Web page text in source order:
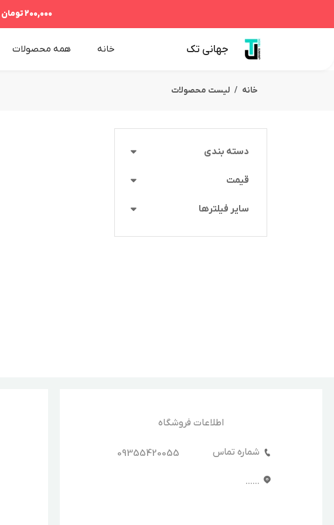
200,000 تومان
جهانی تک خانه همه محصولات
خانه لیست محصولات
دسته بندی
قیمت
سایر فیلترها
اطلاعات فروشگاه
شماره تماس 09355420055
......